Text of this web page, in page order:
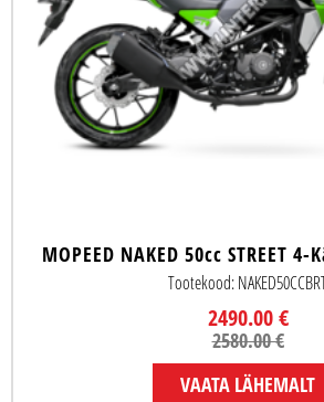
MOPEED NAKED 50cc STREET
Tootekood:
2490.00 €
2580.00 €
VAATA LÄHEMALT